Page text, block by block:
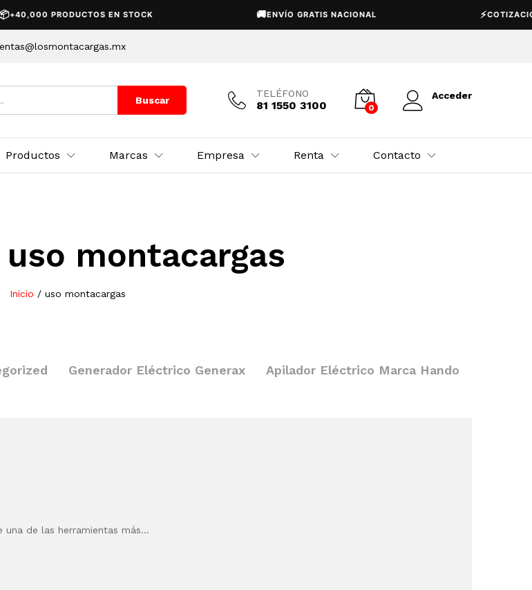
PRODUCTOS EN STOCK ENVÍO GRATIS NACIONAL
Buscar
TELÉFONO
81 1550 3100 0
Acceder
Productos Marcas Empresa Renta Contacto
uso montacargas
Inicio / uso montacargas
Generador Eléctrico Generax Apilador Eléctrico Marca Hando
una de las herramientas más…